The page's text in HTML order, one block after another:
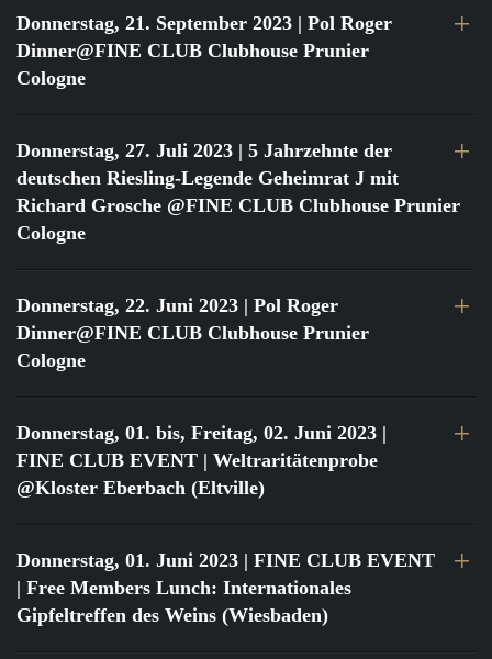
Donnerstag, 21. September 2023 | Pol Roger
Dinner@FINE CLUB Clubhouse Prunier
Cologne
Donnerstag, 27. Juli 2023 | 5 Jahrzehnte der
deutschen Riesling-Legende Geheimrat J mit
Richard Grosche @FINE CLUB Clubhouse Prunier
Cologne
Donnerstag, 22. Juni 2023 | Pol Roger
Dinner@FINE CLUB Clubhouse Prunier
Cologne
Donnerstag, 01. bis, Freitag, 02. Juni 2023 |
FINE CLUB EVENT | Weltraritätenprobe
@Kloster Eberbach (Eltville)
Donnerstag, 01. Juni 2023 | FINE CLUB EVENT
| Free Members Lunch: Internationales
Gipfeltreffen des Weins (Wiesbaden)